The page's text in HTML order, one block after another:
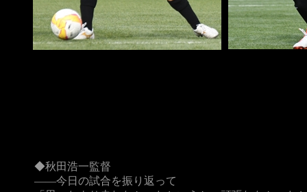
◆秋田浩一監督
――今日の試合を振り返って